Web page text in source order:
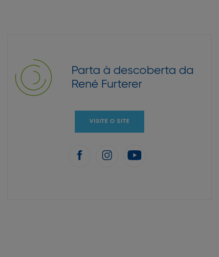
Parta à descoberta da
René Furterer
VISITE O SITE